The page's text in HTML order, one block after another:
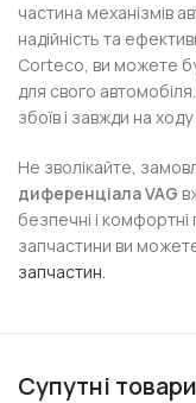
частина механізмів
надійність та
Corteco, ви можете
для свого
збоїв і завжди на
Не зволікайте,
диференціала VAG
безпечні і
запчастини ви
запчастин.
Супутні товари